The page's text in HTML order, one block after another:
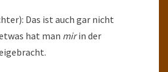
Das ist auch gar nicht
hat man mirin der